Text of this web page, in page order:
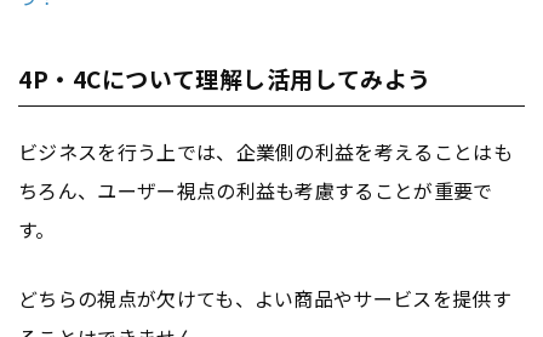
4P・4Cについて理解し活用してみよう
ビジネスを行う上では、企業側の利益を考えることはも
ちろん、ユーザー視点の利益も考慮することが重要で
す。
どちらの視点が欠けても、よい商品やサービスを提供す